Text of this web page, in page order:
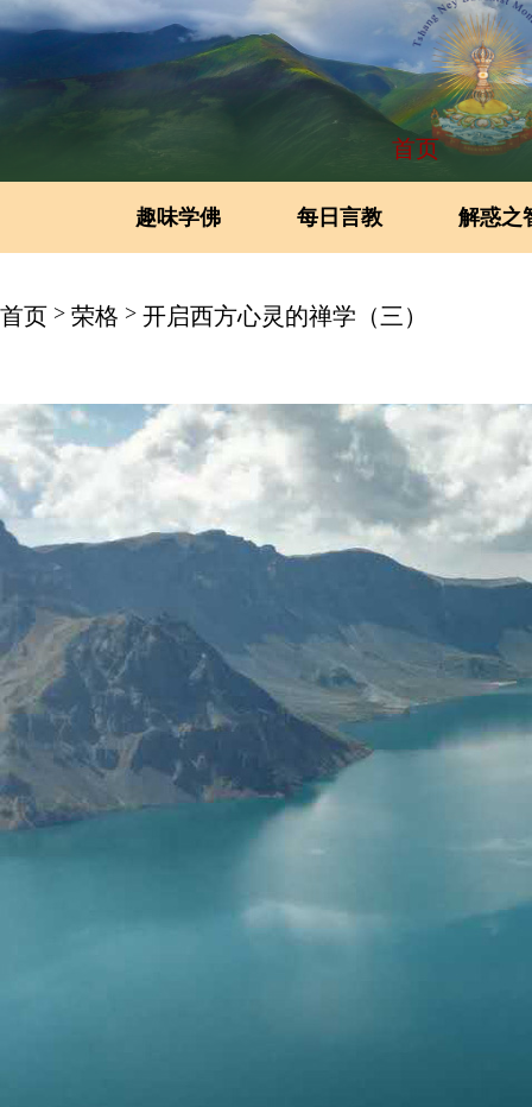
首页
趣味学佛 每日言教 解惑之
首页 > 荣格 > 开启西方心灵的禅学（三）